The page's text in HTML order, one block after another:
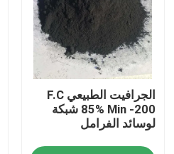
الجرافيت الطبيعي F.C
85% Min -200 شبكة
لوسائد الفرامل